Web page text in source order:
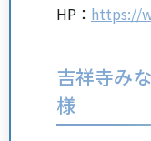
HP： https://
吉祥寺み
様